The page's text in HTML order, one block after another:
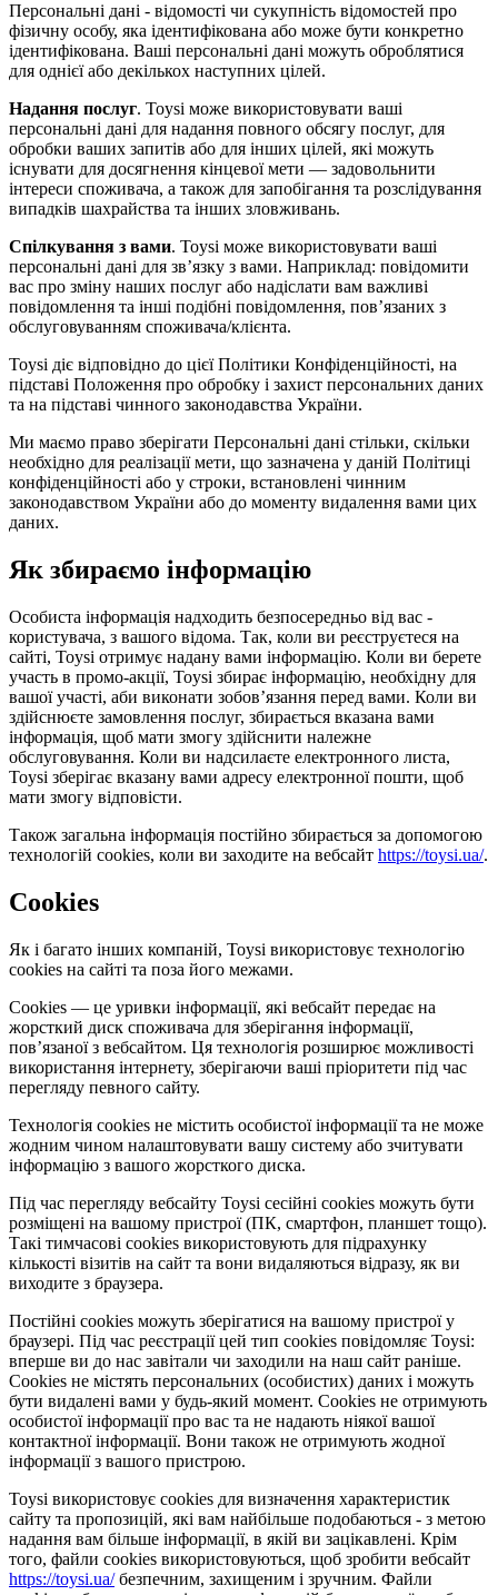
Персональні дані - відомості чи сукупність відомостей про
фізичну особу, яка ідентифікована або може бути конкретно
ідентифікована. Ваші персональні дані можуть оброблятися
для однієї або декількох наступних цілей.
Надання послуг. Toysi може використовувати ваші
персональні дані для надання повного обсягу послуг, для
обробки ваших запитів або для інших цілей, які можуть
існувати для досягнення кінцевої мети — задовольнити
інтереси споживача, а також для запобігання та розслідування
випадків шахрайства та інших зловживань.
Спілкування з вами. Toysi може використовувати ваші
персональні дані для зв’язку з вами. Наприклад: повідомити
вас про зміну наших послуг або надіслати вам важливі
повідомлення та інші подібні повідомлення, пов’язаних з
обслуговуванням споживача/клієнта.
Toysi діє відповідно до цієї Політики Конфіденційності, на
підставі Положення про обробку і захист персональних даних
та на підставі чинного законодавства України.
Ми маємо право зберігати Персональні дані стільки, скільки
необхідно для реалізації мети, що зазначена у даній Політиці
конфіденційності або у строки, встановлені чинним
законодавством України або до моменту видалення вами цих
даних.
Як збираємо інформацію
Особиста інформація надходить безпосередньо від вас -
користувача, з вашого відома. Так, коли ви реєструєтеся на
сайті, Toysi отримує надану вами інформацію. Коли ви берете
участь в промо-акції, Toysi збирає інформацію, необхідну для
вашої участі, аби виконати зобов’язання перед вами. Коли ви
здійснюєте замовлення послуг, збирається вказана вами
інформація, щоб мати змогу здійснити належне
обслуговування. Коли ви надсилаєте електронного листа,
Toysi зберігає вказану вами адресу електронної пошти, щоб
мати змогу відповісти.
Також загальна інформація постійно збирається за допомогою
технологій cookies, коли ви заходите на вебсайт https://toysi.ua/.
Cookies
Як і багато інших компаній, Toysi використовує технологію
cookies на сайті та поза його межами.
Cookies — це уривки інформації, які вебсайт передає на
жорсткий диск споживача для зберігання інформації,
пов’язаної з вебсайтом. Ця технологія розширює можливості
використання інтернету, зберігаючи ваші пріоритети під час
перегляду певного сайту.
Технологія cookies не містить особистої інформації та не може
жодним чином налаштовувати вашу систему або зчитувати
інформацію з вашого жорсткого диска.
Під час перегляду вебсайту Toysi сесійні cookies можуть бути
розміщені на вашому пристрої (ПК, смартфон, планшет тощо).
Такі тимчасові cookies використовують для підрахунку
кількості візитів на сайт та вони видаляються відразу, як ви
виходите з браузера.
Постійні cookies можуть зберігатися на вашому пристрої у
браузері. Під час реєстрації цей тип cookies повідомляє Toysi:
вперше ви до нас завітали чи заходили на наш сайт раніше.
Cookies не містять персональних (особистих) даних і можуть
бути видалені вами у будь-який момент. Сookies не отримують
особистої інформації про вас та не надають ніякої вашої
контактної інформації. Вони також не отримують жодної
інформації з вашого пристрою.
Toysi використовує cookies для визначення характеристик
сайту та пропозицій, які вам найбільше подобаються - з метою
надання вам більше інформації, в якій ви зацікавлені. Крім
того, файли cookies використовуються, щоб зробити вебсайт
https://toysi.ua/безпечним, захищеним і зручним. Файли